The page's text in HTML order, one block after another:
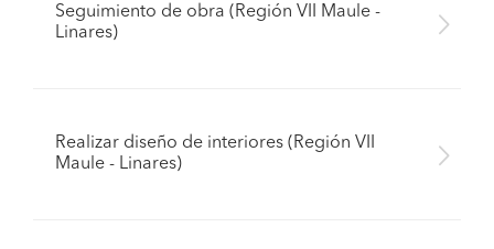
Seguimiento de obra (Región VII Maule -
Linares)
Realizar diseño de interiores (Región VII
Maule - Linares)